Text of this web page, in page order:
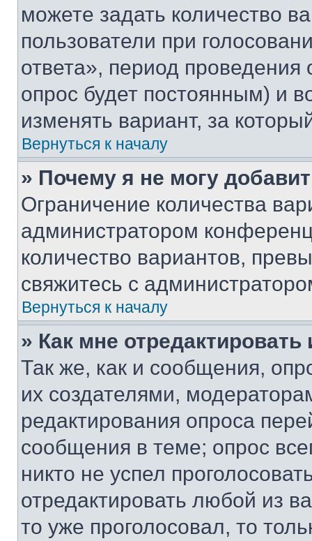
можете задать количество
пользователи при
ответа», период проведения
опрос будет постоянным) и
изменять вариант, за
Вернуться к началу
» Почему я не могу
Ограничение количества
администратором
количество вариантов,
свяжитесь с
Вернуться к началу
» Как мне
Так же, как и сообщения,
их создателями,
редактирования опроса
сообщения в теме; опрос
никто не успел
отредактировать любой из
то уже проголосовал, то